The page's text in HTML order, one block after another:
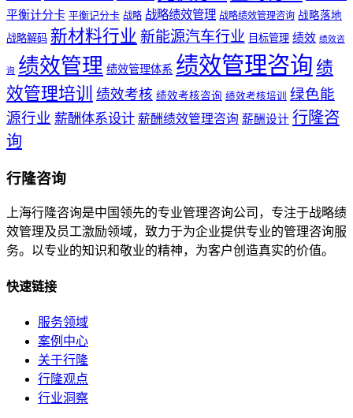
平衡计分卡 平衡记分卡 战略 战略绩效管理 战略绩效管理咨询 战略落地
战略解码 新材料行业 新能源汽车行业 目标管理 绩效 绩效咨
询 绩效管理 绩效管理体系 绩效管理咨询 绩
效管理培训 绩效考核 绩效考核咨询 绩效考核培训
绿色能
源行业 薪酬体系设计 薪酬绩效管理咨询 薪酬设计 行隆咨
询
行隆咨询
上海行隆咨询是中国领先的专业管理咨询公司，专注于战略绩
效管理及员工激励领域，致力于为企业提供专业的管理咨询服
务。以专业的知识和敬业的精神，为客户创造真实的价值。
快速链接
服务领域
案例中心
关于行隆
行隆观点
行业洞察